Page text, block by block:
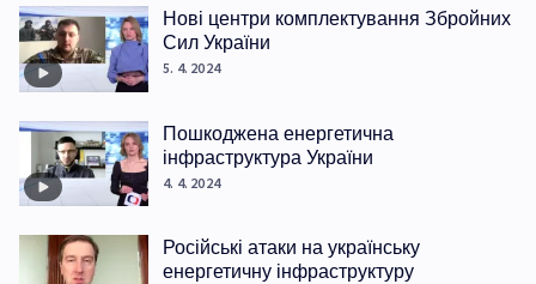
Нові центри комплектування Збройних
Сил України
5. 4. 2024
Пошкоджена енергетична
інфраструктура України
4. 4. 2024
Російські атаки на українську
енергетичну інфраструктуру